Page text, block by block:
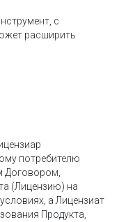
с
расширить
потребителю
Договором,
(Лицензию) на
а Лицензиат
Продукта,